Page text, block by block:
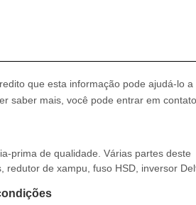
que esta informação pode ajudá-lo a
saber mais, você pode entrar em contato
prima de qualidade. Várias partes deste
redutor de xampu, fuso HSD, inversor